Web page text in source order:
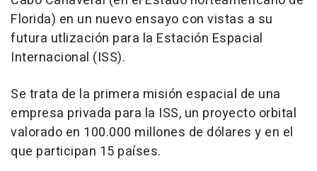
Florida) en un nuevo ensayo con vistas a su
futura utlización para la Estación Espacial
Internacional (ISS).
Se trata de la primera misión espacial de una
empresa privada para la ISS, un proyecto orbital
valorado en 100.000 millones de dólares y en el
que participan 15 países.